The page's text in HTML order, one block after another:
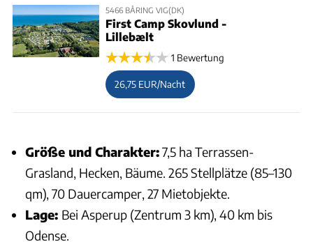
5466 BÅRING VIG(DK)
First Camp Skovlund -
Lillebælt
1 Bewertung
26,75 EUR/Nacht
Größe und Charakter:7,5 ha Terrassen-
Grasland, Hecken, Bäume. 265 Stellplätze (85–130
qm), 70 Dauercamper, 27 Mietobjekte.
Lage: Bei Asperup (Zentrum 3 km), 40 km bis
Odense.